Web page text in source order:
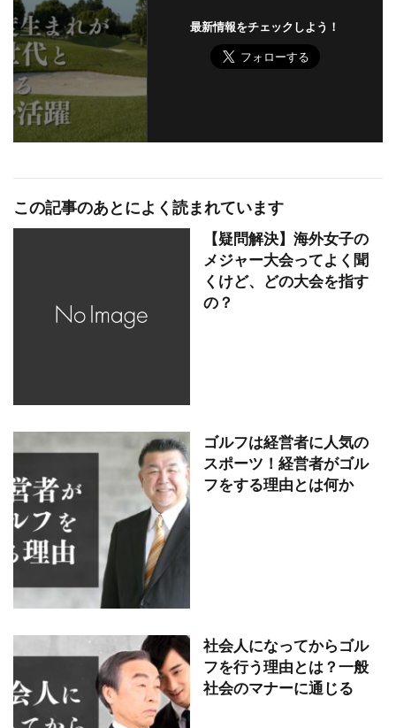
最新情報をチェックしよう！
この記事のあとによく読まれています
【疑問解決】海外女子の
メジャー大会ってよく聞
くけど、どの大会を指す
の？
ゴルフは経営者に人気の
スポーツ！経営者がゴル
フをする理由とは何か
社会人になってからゴル
フを行う理由とは？一般
社会のマナーに通じる